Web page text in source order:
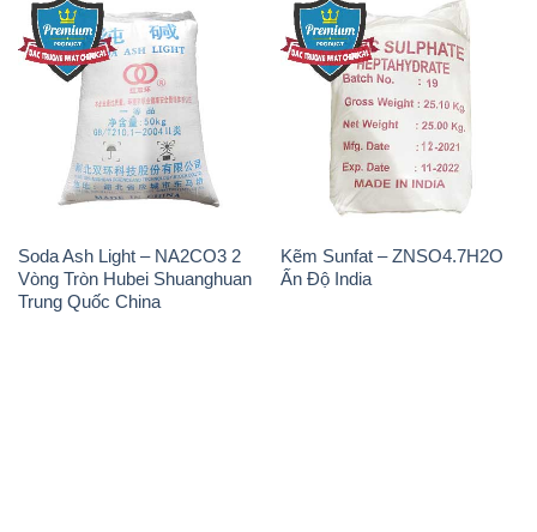
Soda Ash Light – NA2CO3 2
Vòng Tròn Hubei Shuanghuan
Trung Quốc China
Kẽm Sunfat – ZNSO4.7H2O
Ấn Độ India